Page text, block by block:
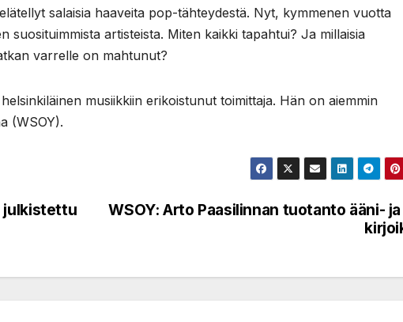
salaisia haaveita pop-tähteydestä. Nyt, kymmenen vuotta
suosituimmista artisteista. Miten kaikki tapahtui? Ja millaisia
varrelle on mahtunut?
musiikkiin erikoistunut toimittaja. Hän on aiemmin
(WSOY).
WSOY: Arto Paasilinnan tuotanto ääni-
julkistettu